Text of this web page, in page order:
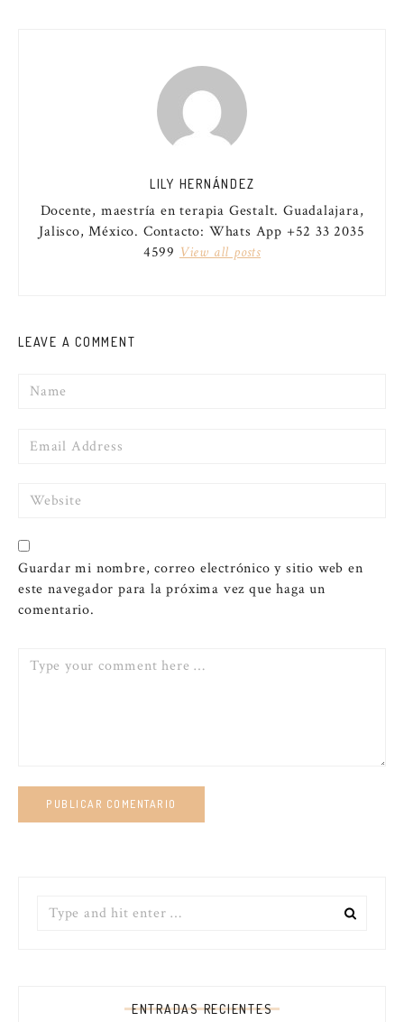
LILY HERNÁNDEZ
Docente, maestría en terapia Gestalt. Guadalajara,
Jalisco, México. Contacto: Whats App +52 33 2035
4599 View all posts
LEAVE A COMMENT
Name
Email
Website
Guardar mi nombre, correo electrónico y sitio web en
este navegador para la próxima vez que haga un
comentario.
Comment
ENTRADAS RECIENTES